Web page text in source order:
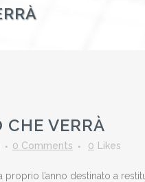
CHE VERRÀ
0 Comments 0 Likes
l’anno destinato a